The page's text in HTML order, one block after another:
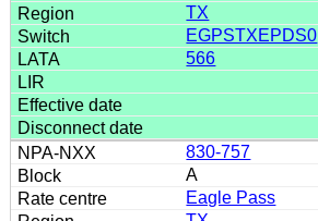
TX
EGPSTXEPDS0
566
830-757
A
Eagle Pass